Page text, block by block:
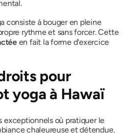
consiste à bouger en pleine
rythme et sans forcer. Cette
en fait la forme d'exercice
pour
yoga à Hawaï
exceptionnels où pratiquer le
chaleureuse et détendue.